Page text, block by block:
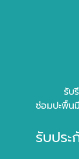
รับ
ซ่อมปะพื้น
รับปร